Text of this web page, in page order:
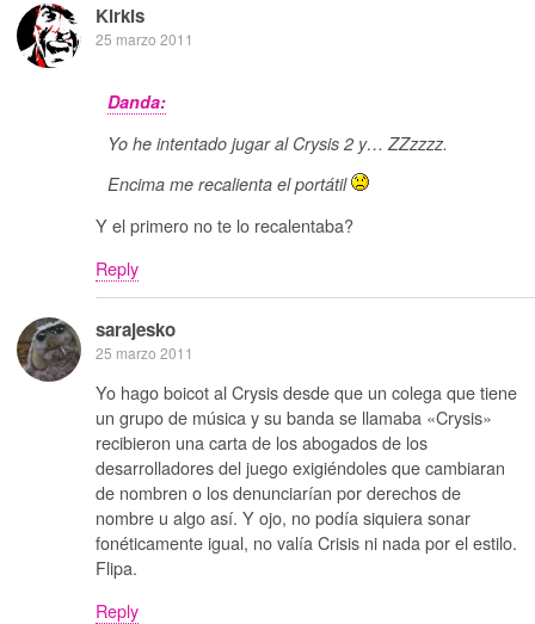
Kirkis
25 marzo 2011
Danda:
Yo he intentado jugar al Crysis 2 y… ZZzzzz.
Encima me recalienta el portátil
Y el primero no te lo recalentaba?
Reply
sarajesko
25 marzo 2011
Yo hago boicot al Crysis desde que un colega que tiene
un grupo de música y su banda se llamaba «Crysis»
recibieron una carta de los abogados de los
desarrolladores del juego exigiéndoles que cambiaran
de nombren o los denunciarían por derechos de
nombre u algo así. Y ojo, no podía siquiera sonar
fonéticamente igual, no valía Crisis ni nada por el estilo.
Flipa.
Reply